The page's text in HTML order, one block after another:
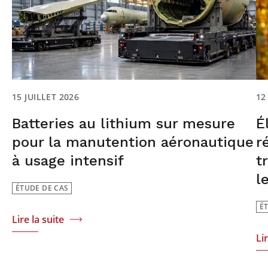
15 JUILLET 2026
Batteries au lithium sur mesure
pour la manutention aéronautique
à usage intensif
ÉTUDE DE CAS
Lire la suite